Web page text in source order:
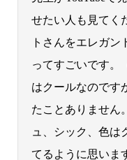
せたい人も見てく
トさんをエレガン
ってすごいです。
はクールなのです
たことありません
ュ、シック、色は
てるように思いま